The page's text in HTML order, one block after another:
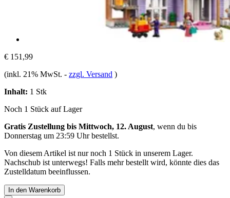
€ 151,99
(inkl. 21% MwSt. - zzgl. Versand )
Inhalt: 1 Stk
Noch 1 Stück auf Lager
Gratis Zustellung bis Mittwoch, 12. August, wenn du bis
Donnerstag um 23:59 Uhrbestellst.
Von diesem Artikel ist nur noch 1 Stück in unserem Lager.
Nachschub ist unterwegs! Falls mehr bestellt wird, könnte dies das
Zustelldatum beeinflussen.
In den Warenkorb